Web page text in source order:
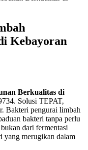
Kebayoran
Berkualitas di
Solusi TEPAT,
pengurai limbah
bakteri tanpa perlu
dari fermentasi
yang merugikan dalam